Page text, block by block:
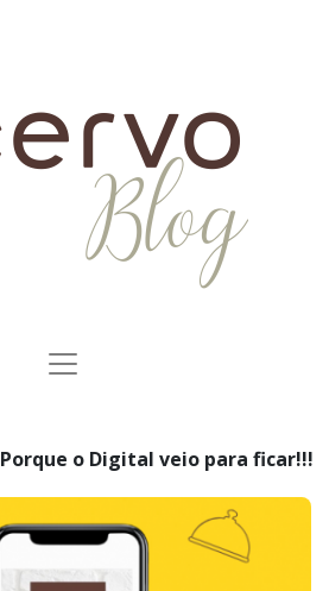
Porque o Digital veio para ficar!!!